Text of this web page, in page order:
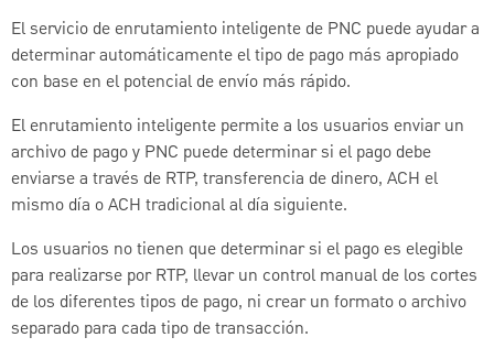
El servicio de enrutamiento inteligente de PNC puede ayudar a
determinar automáticamente el tipo de pago más apropiado
con base en el potencial de envío más rápido.
El enrutamiento inteligente permite a los usuarios enviar un
archivo de pago y PNC puede determinar si el pago debe
enviarse a través de RTP, transferencia de dinero, ACH el
mismo día o ACH tradicional al día siguiente.
Los usuarios no tienen que determinar si el pago es elegible
para realizarse por RTP, llevar un control manual de los cortes
de los diferentes tipos de pago, ni crear un formato o archivo
separado para cada tipo de transacción.